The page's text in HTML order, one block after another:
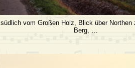
südlich vom Großen Holz, Blick über Northen
Berg, …